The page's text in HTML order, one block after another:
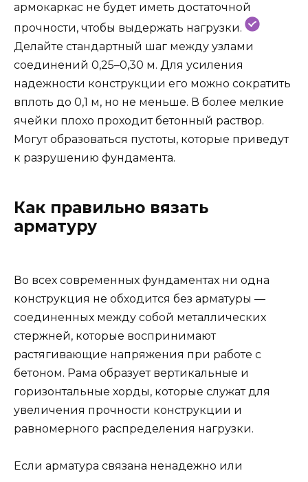
армокаркас не будет иметь достаточной
прочности, чтобы выдержать нагрузки.
Делайте стандартный шаг между узлами
соединений 0,25–0,30 м. Для усиления
надежности конструкции его можно сократить
вплоть до 0,1 м, но не меньше. В более мелкие
ячейки плохо проходит бетонный раствор.
Могут образоваться пустоты, которые приведут
к разрушению фундамента.
Как правильно вязать
арматуру
Во всех современных фундаментах ни одна
конструкция не обходится без арматуры —
соединенных между собой металлических
стержней, которые воспринимают
растягивающие напряжения при работе с
бетоном. Рама образует вертикальные и
горизонтальные хорды, которые служат для
увеличения прочности конструкции и
равномерного распределения нагрузки.
Если арматура связана ненадежно или